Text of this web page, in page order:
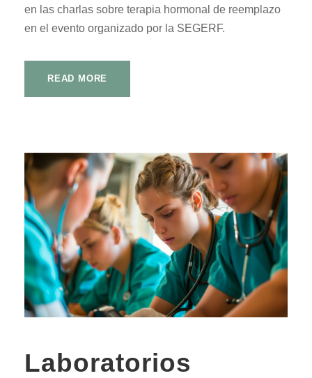
en las charlas sobre terapia hormonal de reemplazo
en el evento organizado por la SEGERF.
READ MORE
Laboratorios